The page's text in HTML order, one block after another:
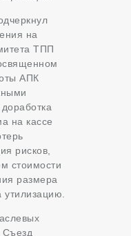
на
ТПП
АПК
на кассе
рисков,
стоимости
размера
утилизацию.
Съезд